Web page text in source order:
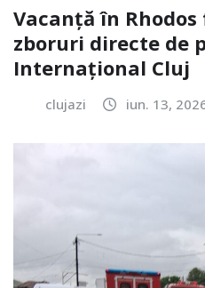
Vacanță în Rhodos
zboruri directe de
Internațional Cluj
clujazi iun. 13,